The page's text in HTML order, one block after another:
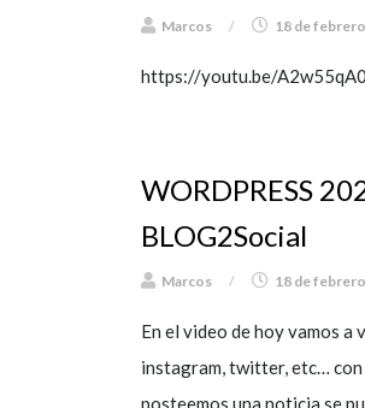
Marcos / 18 de
https://youtu.be/
WORDPRESS
BLOG2Social
Marcos / 18 de
En el video de hoy vamos
instagram, twitter, etc… con
posteemos una noticia se